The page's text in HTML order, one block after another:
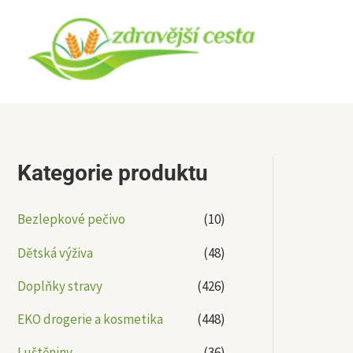
obsah
Kategorie produktu
Bezlepkové pečivo
(10)
Dětská výživa
(48)
Doplňky stravy
(426)
EKO drogerie a kosmetika
(448)